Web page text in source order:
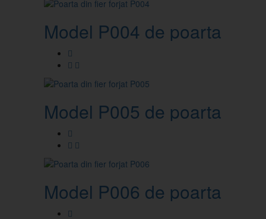
Model P004 de poarta din
Model P005 de poarta din
Model P006 de poarta din